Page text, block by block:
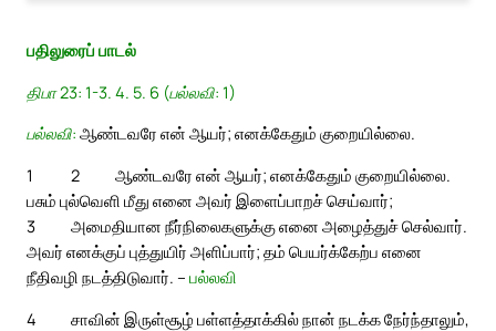
பதிலுரைப் பாடல்
திபா 23: 1-3. 4. 5. 6 (பல்லவி: 1)
பல்லவி: ஆண்டவரே என் ஆயர்; எனக்கேதும் குறையில்லை.
1
ஆண்டவரே என் ஆயர்; எனக்கேதும் குறையில்லை.
2
பசும் புல்வெளி மீது எனை அவர் இளைப்பாறச் செய்வார்;
அமைதியான நீர்நிலைகளுக்கு எனை அழைத்துச் செல்வார்.
3
அவர் எனக்குப் புத்துயிர் அளிப்பார்; தம் பெயர்க்கேற்ப எனை
நீதிவழி நடத்திடுவார். – பல்லவி
4
சாவின் இருள்சூழ் பள்ளத்தாக்கில் நான் நடக்க நேர்ந்தாலும்,